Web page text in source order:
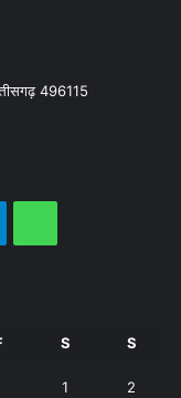
496115
S S
1 2